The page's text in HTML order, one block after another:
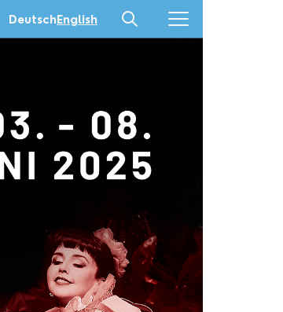
DeutschEnglish